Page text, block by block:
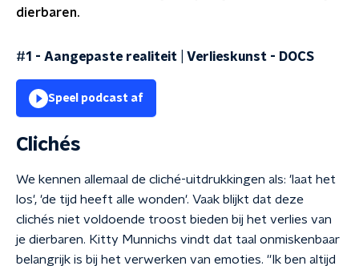
dierbaren.
#1 - Aangepaste realiteit | Verlieskunst - DOCS
Speel podcast af
Clichés
We kennen allemaal de cliché-uitdrukkingen als: 'laat het
los', 'de tijd heeft alle wonden'. Vaak blijkt dat deze
clichés niet voldoende troost bieden bij het verlies van
je dierbaren. Kitty Munnichs vindt dat taal onmiskenbaar
belangrijk is bij het verwerken van emoties. ''Ik ben altijd